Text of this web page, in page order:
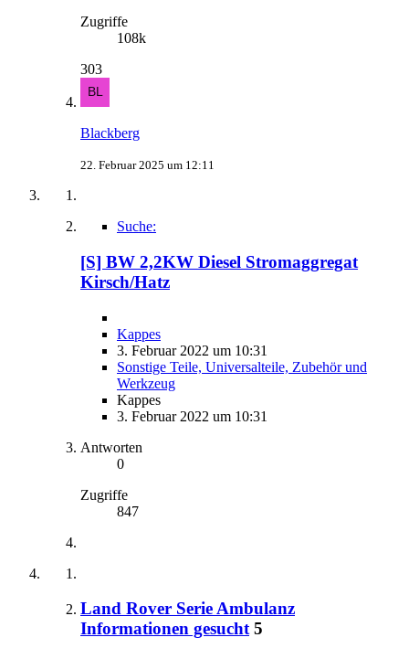
Zugriffe
108k
303
Blackberg
22. Februar 2025 um 12:11
Suche:
[S] BW 2,2KW Diesel Stromaggregat
Kirsch/Hatz
Kappes
3. Februar 2022 um 10:31
Sonstige Teile, Universalteile, Zubehör und
Werkzeug
Kappes
3. Februar 2022 um 10:31
Antworten
0
Zugriffe
847
Land Rover Serie Ambulanz
Informationen gesucht 5